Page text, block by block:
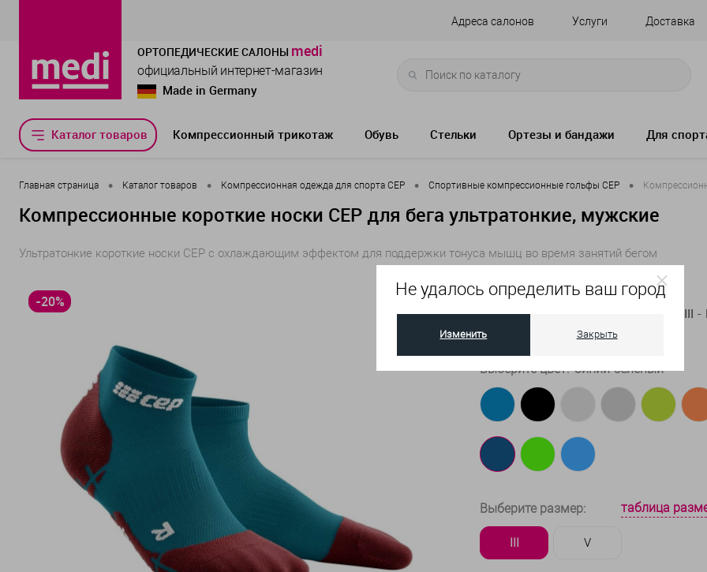
Не удалось определить ваш город
Изменить Закрыть
Адреса салонов Услуги Доставка
ОРТОПЕДИЧЕСКИЕ САЛОНЫ medi
официальный интернет-магазин
Made in Germany
Каталог товаров Компрессионный трикотаж Обувь Стельки Ортезы и бандажи Для
Главная страница • Каталог товаров • Компрессионная одежда для спорта СЕР • Спортивные компрессионные гольфы CEP •
Компрессионные короткие носки CEP для бега ультратонкие, мужские
Ультратонкие короткие носки CEP с охлаждающим эффектом для поддержки тонуса мышц во время занятий бегом
-20%
C09UUM - III -
Выберите цвет: Синий-зелёный
Выберите размер: таблица
V